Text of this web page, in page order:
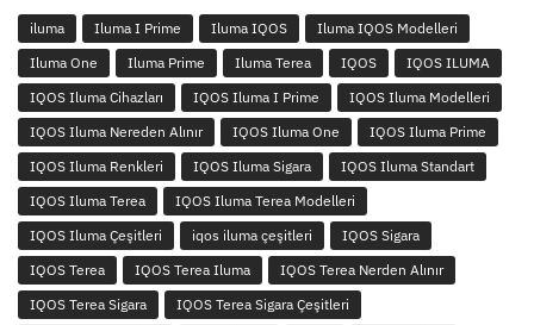
iluma Iluma I Prime Iluma IQOS
Iluma IQOS Modelleri
Iluma One
Iluma Prime Iluma Terea IQOS
IQOS ILUMA
IQOS Iluma Cihazları
IQOS Iluma I Prime
IQOS Iluma Modelleri
IQOS Iluma Nereden Alınır
IQOS Iluma One
IQOS Iluma Prime
IQOS Iluma Renkleri
IQOS Iluma Sigara
IQOS Iluma Standart
IQOS Iluma Terea
IQOS Iluma Terea Modelleri
IQOS Iluma Çeşitleri
iqos iluma çeşitleri
IQOS Sigara
IQOS Terea
IQOS Terea Iluma
IQOS Terea Nerden Alınır
IQOS Terea Sigara
IQOS Terea Sigara Çeşitleri